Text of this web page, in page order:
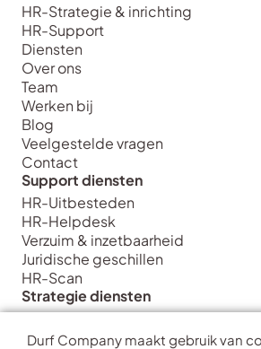
Durf Company maakt gebruik van
HR-Strategie & inrichting
HR-Support
Diensten
Over ons
Team
Werken bij
Blog
Veelgestelde vragen
Contact
Support diensten
HR-Uitbesteden
HR-Helpdesk
Verzuim & inzetbaarheid
Juridische geschillen
HR-Scan
Strategie diensten
HR Strategie & Inrichting
HR Transformatie & Implementatie